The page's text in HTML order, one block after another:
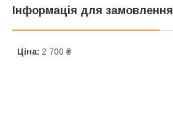
Інформація для замовлення
Ціна: 2 700 ₴